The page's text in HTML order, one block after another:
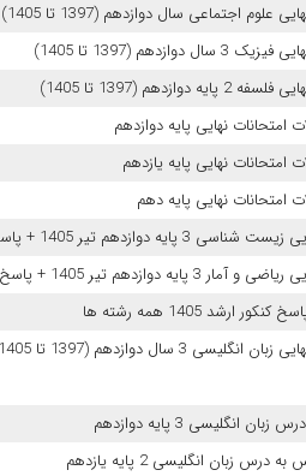
اجتماعی سال دوازدهم (1397 تا 1405)
(1397 تا 1405)
(1397 تا 1405)
امتحانات نهایی پایه دوازدهم
امتحانات نهایی پایه یازدهم
امتحانات نهایی پایه دهم
پایه دوازدهم تیر 1405 + پاسخ
پایه دوازدهم تیر 1405 + پاسخ
ارشد 1405 همه رشته ها
انگلیسی 3 پایه دوازدهم
زبان انگلیسی 2 پایه یازدهم